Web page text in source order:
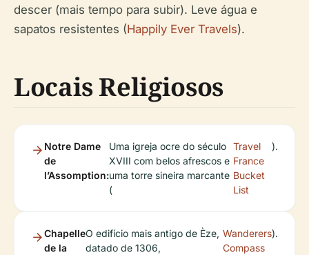
descer (mais tempo para subir). Leve água e
sapatos resistentes (Happily Ever Travels).
Locais Religiosos
Notre Dame
de
l’Assomption:
Uma igreja ocre do século
XVIII com belos afrescos e
uma torre sineira marcante
(
Travel
France
Bucket
List
).
Chapelle
de la
O edifício mais antigo de Èze,
datado de 1306,
Wanderers
Compass
).